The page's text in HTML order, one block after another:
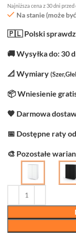
Najniższa cena z 30 dni
Na stanie (może
🇵🇱 Polski
🚚 Wysyłka do: 30
📐 Wymiary
📦 Wniesienie
🧡 Darmowa
📅 Dostępne raty
🎨 Pozostałe